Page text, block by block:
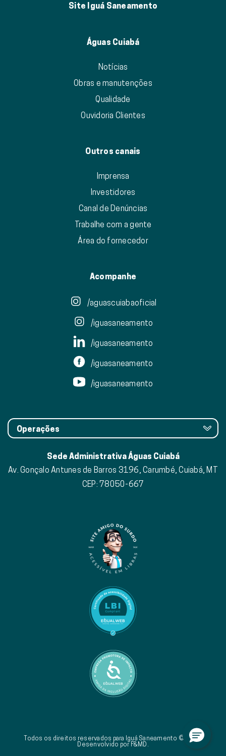
Site Iguá Saneamento
Águas Cuiabá
Notícias
Obras e manutenções
Qualidade
Ouvidoria Clientes
Outros canais
Imprensa
Investidores
Canal de Denúncias
Trabalhe com a gente
Área do fornecedor
Acompanhe
/aguascuiabaoficial
/iguasaneamento
/iguasaneamento
/iguasaneamento
/iguasaneamento
Operações
Sede Administrativa Águas Cuiabá
Av. Gonçalo Antunes de Barros 3196, Carumbé, Cuiabá, MT
CEP: 78050-667
Todos os direitos reservados para Iguá Saneamento © 2026.
Desenvolvido por F&MD.